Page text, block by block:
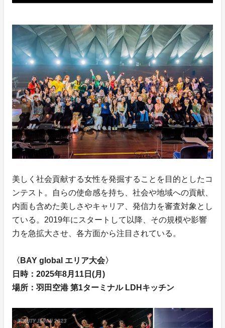
美しく社会貢献する女性を発掘することを目的としたコ
ンテスト。自らの使命感を持ち、社会や地域への貢献、
内面も含めた美しさやキャリア、発信力を審査対象とし
ている。2019年にスタートして以降、その規模や影響
力を急拡大させ、各方面から注目されている。
〈BAY global エリア大会〉
日時：2025年8月11日(月)
場所：羽田空港 第1ターミナル LDHキッチン